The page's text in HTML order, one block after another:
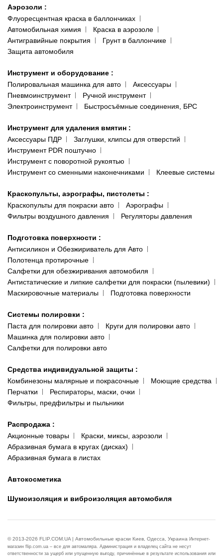
Аэрозоли :
Флуоресцентная краска в баллончиках
Автомобильная химия
Краска в аэрозоле
Антигравийные покрытия
Грунт в баллончике
Защита автомобиля
Инструмент и оборудование :
Полировальная машинка для авто
Аксессуары
Пневмоинструмент
Ручной инструмент
Электроинструмент
Быстросъёмные соединения, БРС
Инструмент для удаления вмятин :
Аксессуары ПДР
Заглушки, клипсы для отверстий
Инструмент PDR поштучно
Инструмент с поворотной рукоятью
Инструмент со сменными наконечниками
Клеевые системы
Краскопульты, аэрографы, пистолеты :
Краскопульты для покраски авто
Аэрографы
Фильтры воздушного давления
Регуляторы давления
Подготовка поверхности :
Антисиликон и Обезжириватель для Авто
Полотенца протирочные
Салфетки для обезжиривания автомобиля
Антистатические и липкие салфетки для покраски (пылевики)
Маскировочные материалы
Подготовка поверхности
Системы полировки :
Паста для полировки авто
Круги для полировки авто
Машинка для полировки авто
Салфетки для полировки авто
Средства индивидуальной защиты :
Комбинезоны малярные и покрасочные
Моющие средства
Перчатки
Респираторы, маски, очки
Фильтры, предфильтры и пыльники
Распродажа :
Акционные товары
Краски, миксы, аэрозоли
Абразивная бумага в кругах (дисках)
Абразивная бумага в листах
Автокосметика
Шумоизоляция и виброизоляция автомобиля
© 2013-2026 FLIP.COM.UA | Автомобильные краски Киев, Одесса, Украина Интернет-
магазин flip.com.ua – все для автомаляра. Администрация и владелец сайта не несут
ответственности за ущерб или упущенную выгоду, причинённые в результате использования или